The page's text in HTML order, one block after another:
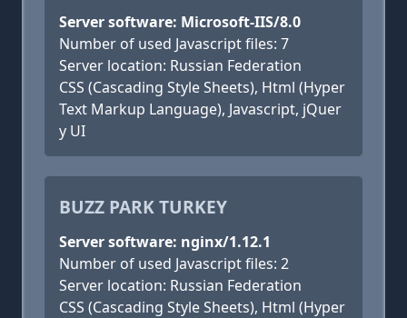
Server software: Microsoft-IIS/8.0
Number of used Javascript files: 7
Server location: Russian Federation
CSS (Cascading Style Sheets), Html (Hyper
Text Markup Language), Javascript, jQuer
y UI
BUZZ PARK TURKEY
Server software: nginx/1.12.1
Number of used Javascript files: 2
Server location: Russian Federation
CSS (Cascading Style Sheets), Html (Hyper